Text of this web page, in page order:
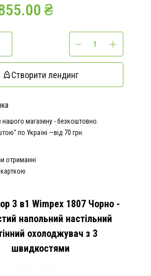
₴
Створити лендинг
нашого магазину - безкоштовно.
по Україні —від 70 грн.
отриманні
3 в1 Wimpex 1807 Чорно -
напольний настільний
охолоджувач з 3
швидкостями